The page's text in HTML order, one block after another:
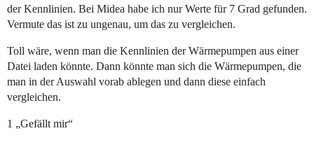
der Kennlinien. Bei Midea habe ich nur Werte für 7 Grad gefunden.
Vermute das ist zu ungenau, um das zu vergleichen.
Toll wäre, wenn man die Kennlinien der Wärmepumpen aus einer
Datei laden könnte. Dann könnte man sich die Wärmepumpen, die
man in der Auswahl vorab ablegen und dann diese einfach
vergleichen.
1 „Gefällt mir“